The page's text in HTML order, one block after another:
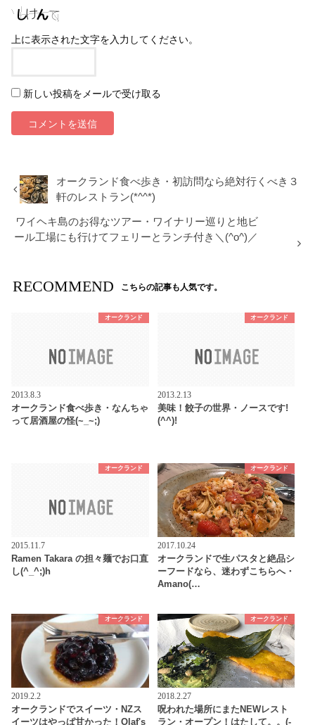
上に表示された文字を入力してください。
新しい投稿をメールで受け取る
オークランド食べ歩き・初訪問なら絶対行くべき３
軒のレストラン(*^^*)
ワイヘキ島のお得なツアー・ワイナリー巡りと地ビ
ール工場にも行けてフェリーとランチ付き＼(^o^)／
RECOMMEND こちらの記事も人気です。
オークランド
2013.8.3
オークランド食べ歩き・なんちゃ
って居酒屋の怪(~_~;)
オークランド
2013.2.13
美味！餃子の世界・ノースです!
(^^)!
オークランド
2015.11.7
Ramen Takara の担々麺でお口直
し(^_^;)h
オークランド
2017.10.24
オークランドで生パスタと絶品シ
ーフードなら、迷わずこちらへ・
Amano(…
オークランド
2019.2.2
オークランドでスイーツ・NZス
イーツはやっぱ甘かった！Olaf's
オークランド
2018.2.27
呪われた場所にまたNEWレスト
ラン・オープン！はたして。。(-